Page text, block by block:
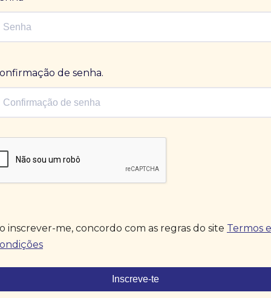
de senha.
inscrever-me, concordo com as regras do site Termos e
Inscreve-te